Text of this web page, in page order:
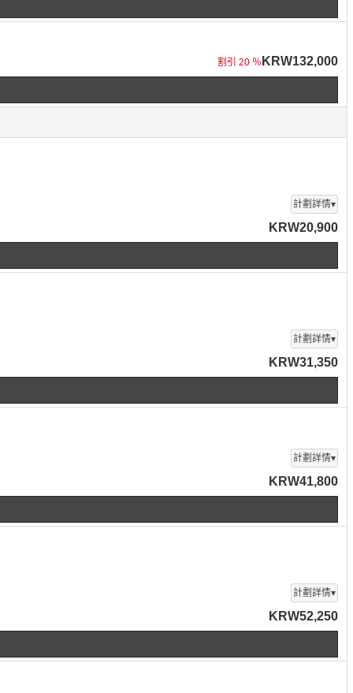
割引 20 ％ KRW132,000
計劃詳情▾
KRW20,900
計劃詳情▾
KRW31,350
計劃詳情▾
KRW41,800
計劃詳情▾
KRW52,250